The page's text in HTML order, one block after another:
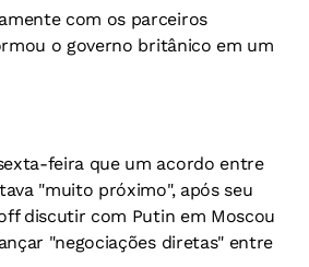
com os parceiros
o governo britânico em um
feira que um acordo entre
"muito próximo", após seu
discutir com Putin em Moscou
"negociações diretas" entre